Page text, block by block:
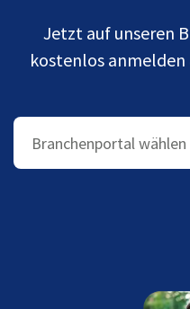
Jetzt auf unseren
kostenlos
Branchenportal wählen